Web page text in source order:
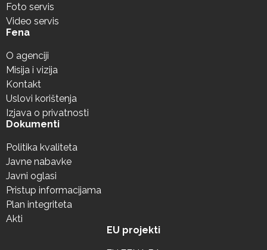
Foto servis
Video servis
Fena
O agenciji
Misija i vizija
Kontakt
Uslovi korištenja
Izjava o privatnosti
Dokumenti
Politika kvaliteta
Javne nabavke
Javni oglasi
Pristup informacijama
Plan integriteta
Akti
EU projekti